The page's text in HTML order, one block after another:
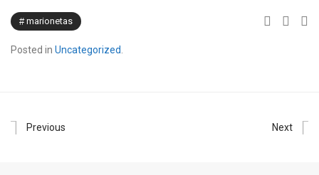
marionetas
Posted in Uncategorized
Previous Next